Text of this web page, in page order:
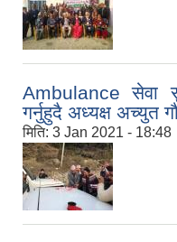
Ambulance सेवा
गर्नुहुदै अध्यक्ष अच्युत
मिति: 3 Jan 2021 - 18:48